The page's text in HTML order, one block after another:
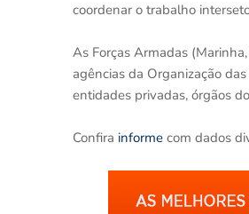
coordenar o trabalho
As Forças Armadas
agências da Organização
entidades privadas, órgãos
Confira informe com dados